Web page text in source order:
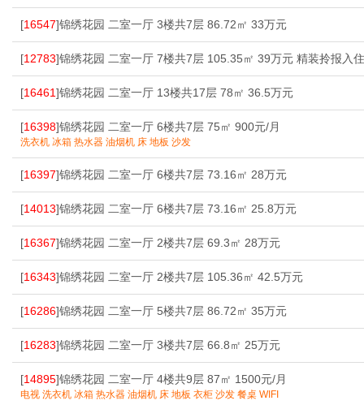
[16547]锦绣花园 二室一厅 3楼共7层 86.72㎡ 33万元
[12783]锦绣花园 二室一厅 7楼共7层 105.35㎡ 39万元 精装拎报入住
[16461]锦绣花园 二室一厅 13楼共17层 78㎡ 36.5万元
[16398]锦绣花园 二室一厅 6楼共7层 75㎡ 900元/月
洗衣机 冰箱 热水器 油烟机 床 地板 沙发
[16397]锦绣花园 二室一厅 6楼共7层 73.16㎡ 28万元
[14013]锦绣花园 二室一厅 6楼共7层 73.16㎡ 25.8万元
[16367]锦绣花园 二室一厅 2楼共7层 69.3㎡ 28万元
[16343]锦绣花园 二室一厅 2楼共7层 105.36㎡ 42.5万元
[16286]锦绣花园 二室一厅 5楼共7层 86.72㎡ 35万元
[16283]锦绣花园 二室一厅 3楼共7层 66.8㎡ 25万元
[14895]锦绣花园 二室一厅 4楼共9层 87㎡ 1500元/月
电视 洗衣机 冰箱 热水器 油烟机 床 地板 衣柜 沙发 餐桌 WIFI